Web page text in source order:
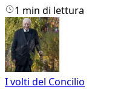
1 min di lettura
I volti del Concilio